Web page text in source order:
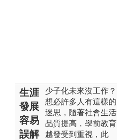
生涯
發展
容易
誤解
少子化未來沒工作？
想必許多人有這樣的
迷思，隨著社會生活
品質提高，學前教育
越發受到重視，此